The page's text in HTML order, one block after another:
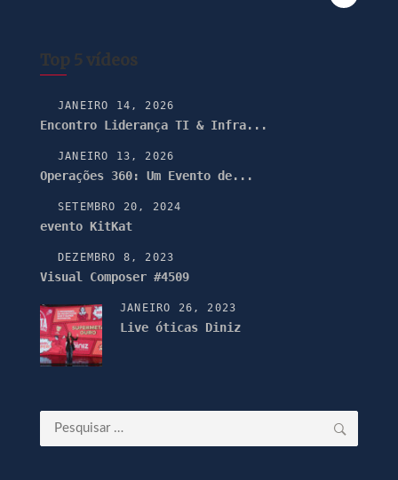
Top 5 vídeos
JANEIRO 14, 2026
Encontro Liderança TI & Infra...
JANEIRO 13, 2026
Operações 360: Um Evento de...
SETEMBRO 20, 2024
evento KitKat
DEZEMBRO 8, 2023
Visual Composer #4509
JANEIRO 26, 2023
Live óticas Diniz
Pesquisar
por: